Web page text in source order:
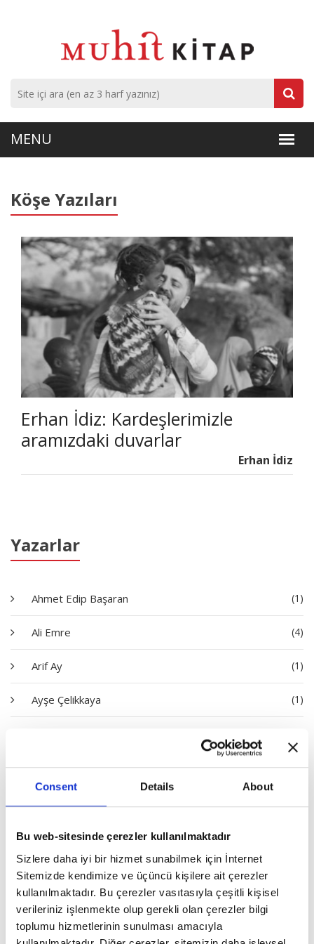
Consent Details About
Bu web-sitesinde çerezler kullanılmaktadır
Sizlere daha iyi bir hizmet sunabilmek için İnternet
Sitemizde kendimize ve üçüncü kişilere ait çerezler
kullanılmaktadır. Bu çerezler vasıtasıyla çeşitli kişisel
verileriniz işlenmekte olup gerekli olan çerezler bilgi
toplumu hizmetlerinin sunulması amacıyla
Yazarlar
Ahmet Edip Başaran (1)
Ali Emre (4)
Arif Ay (1)
Ayşe Çelikkaya (1)
Dilara Ayşe Akdeniz (1)
Emine Batar
Köşe Yazıları
Erhan İdiz: Kardeşlerimizle
aramızdaki duvarlar
Erhan İdiz